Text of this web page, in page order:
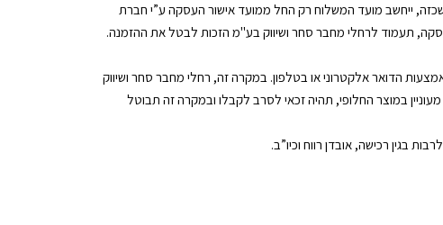
ייחשב מועד המשלוח רק החל ממועד אישור העסקה ע”י חברת
הדואר אלקטרוני או בטלפון. במקרה זה, רחלי מחבר סחר ושיווק
במוצר החלופי, תהיה זכאי לסרב לקבלו ובמקרה זה תבוטל
בגין רכישה, אובדן רווח וכיו”ב.